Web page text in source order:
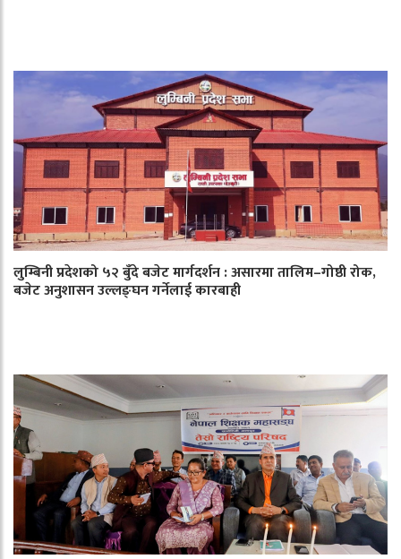
लुम्बिनी प्रदेशको ५२ बुँदे बजेट मार्गदर्शन : असारमा तालिम–गोष्ठी रोक,
बजेट अनुशासन उल्लङ्घन गर्नेलाई कारबाही